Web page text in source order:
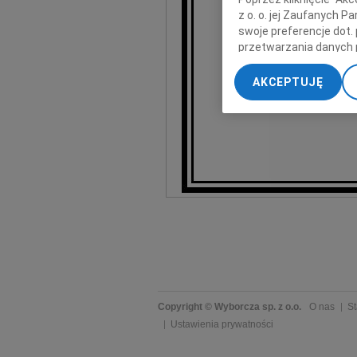
Dzielny,
Marylko,
Copyright © Wyborcza sp. z o.o. O nas
Ustawienia prywatności
z o. o. jej Zaufanych
swoje preferencje dot.
przetwarzania danych
„Ustawienia
My, nasi Zaufani
dokładnych danych
Przechowywanie
AKCEPTUJĘ